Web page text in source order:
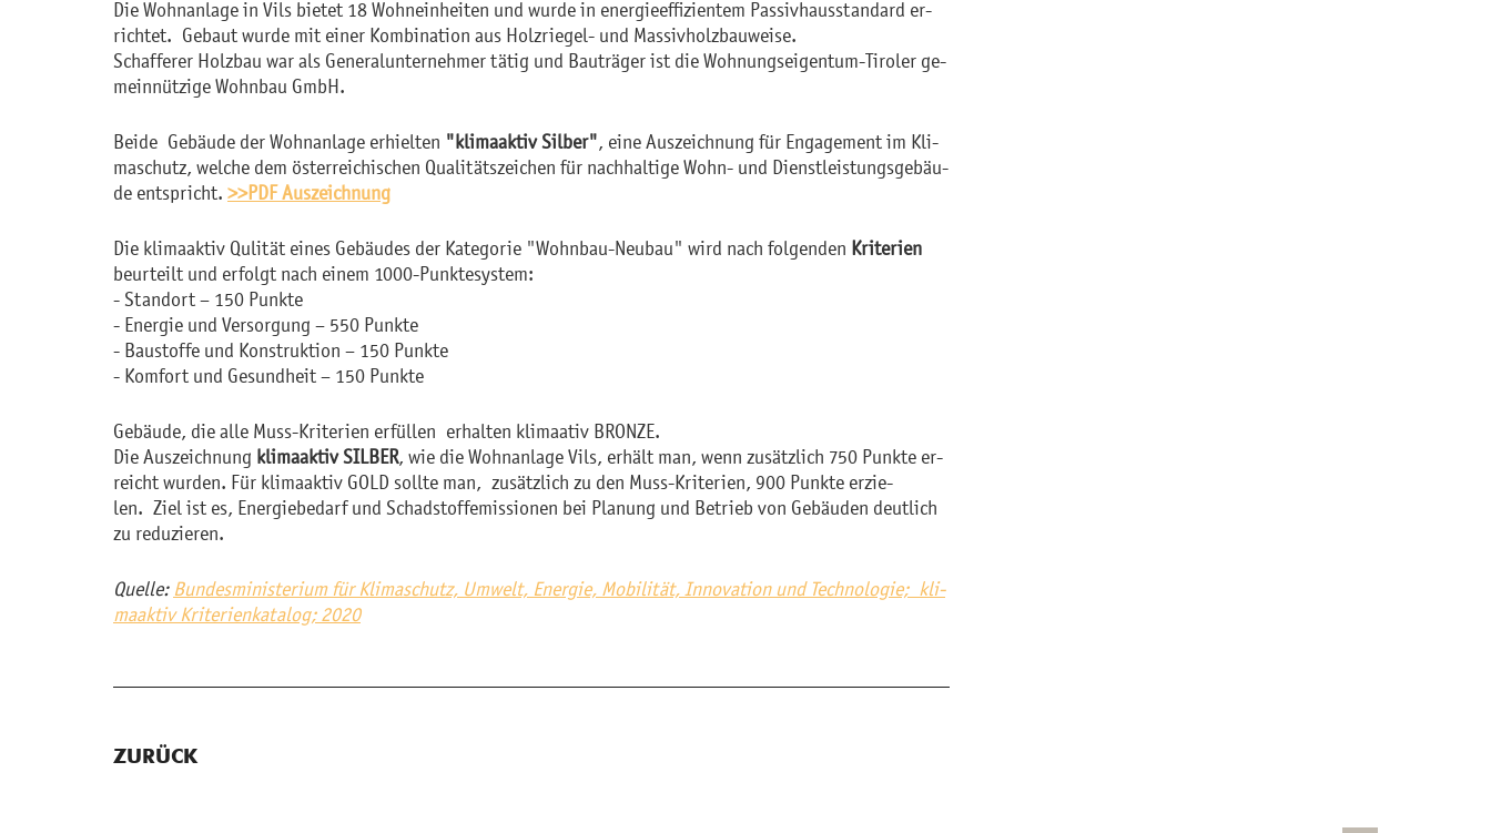
Die Wohn­an­la­ge in Vils bie­tet 18 Wohn­ein­hei­ten und wurde in en­er­gie­ef­fi­zi­en­tem Pas­siv­haus­stan­dard er­
rich­tet. Ge­baut wurde mit einer Kom­bi­na­ti­on aus Holz­rie­gel- und Mas­siv­holz­bau­wei­se.
Schaf­fe­rer Holz­bau war als Ge­ne­ral­un­ter­neh­mer tätig und Bau­trä­ger ist die Woh­nungs­ei­gen­tum-Ti­ro­ler ge­
mein­nüt­zi­ge Wohn­bau GmbH.
Beide Ge­bäu­de der Wohn­an­la­ge er­hiel­ten "kli­maak­tiv Sil­ber", eine Aus­zeich­nung für En­ga­ge­ment im Kli­
ma­schutz, wel­che dem ös­ter­rei­chi­schen Qua­li­täts­zei­chen für nach­hal­ti­ge Wohn- und Dienst­leis­tungs­ge­bäu­
de ent­spricht. >>PDF Aus­zeich­nung
Die kli­maak­tiv Quli­tät eines Ge­bäu­des der Ka­te­go­rie "Wohn­bau-Neu­bau" wird nach fol­gen­den Kri­te­ri­en
be­ur­teilt und er­folgt nach einem 1000-Punk­te­sys­tem:
- Stand­ort – 150 Punk­te
- En­er­gie und Ver­sor­gung – 550 Punk­te
- Bau­stof­fe und Kon­struk­ti­on – 150 Punk­te
- Kom­fort und Ge­sund­heit – 150 Punk­te
Ge­bäu­de, die alle Muss-Kri­te­ri­en er­fül­len er­hal­ten kli­maa­tiv BRON­ZE.
Die Aus­zeich­nung kli­maak­tiv SIL­BER, wie die Wohn­an­la­ge Vils, er­hält man, wenn zu­sätz­lich 750 Punk­te er­
reicht wur­den. Für kli­maak­tiv GOLD soll­te man, zu­sätz­lich zu den Muss-Kri­te­ri­en, 900 Punk­te er­zie­
len. Ziel ist es, En­er­gie­be­darf und Schad­stoff­emis­sio­nen bei Pla­nung und Be­trieb von Ge­bäu­den deut­lich
zu re­du­zie­ren.
Quel­le: Bun­des­mi­nis­te­ri­um für Kli­ma­schutz, Um­welt, En­er­gie, Mo­bi­li­tät, In­no­va­ti­on und Tech­no­lo­gie; kli­
maak­tiv Kri­te­ri­en­ka­ta­log; 2020
ZURÜCK